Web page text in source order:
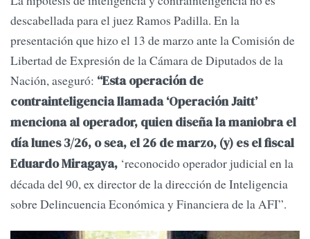
descabellada para el juez Ramos Padilla. En la
presentación que hizo el 13 de marzo ante la Comisión de
Libertad de Expresión de la Cámara de Diputados de la
Nación, aseguró: “Esta operación de
contrainteligencia llamada ‘Operación Jaitt’
menciona al operador, quien diseña la maniobra el
día lunes 3/26, o sea, el 26 de marzo, (y) es el fiscal
Eduardo Miragaya, ‘reconocido operador judicial en la
década del 90, ex director de la dirección de Inteligencia
sobre Delincuencia Económica y Financiera de la AFI”.